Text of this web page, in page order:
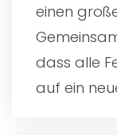
einen
dass alle
auf ein